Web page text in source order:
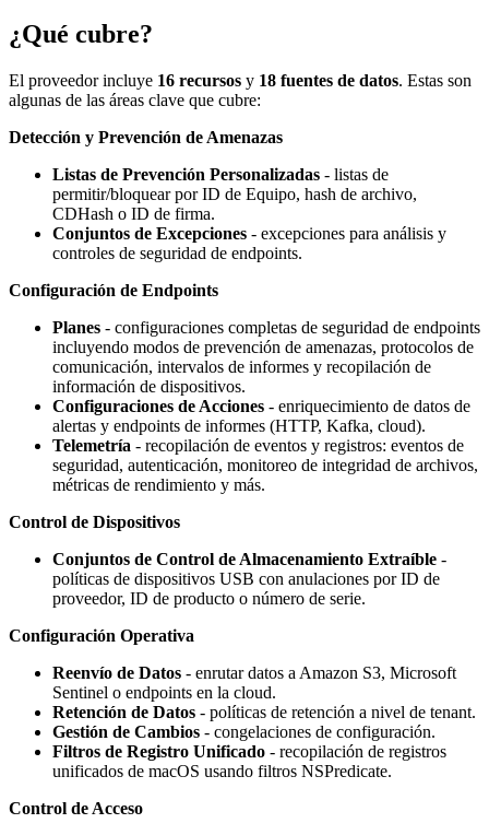
¿Qué cubre?
El proveedor incluye 16 recursos y 18 fuentes de datos. Estas son
algunas de las áreas clave que cubre:
Detección y Prevención de Amenazas
Listas de Prevención Personalizadas - listas de
permitir/bloquear por ID de Equipo, hash de archivo,
CDHash o ID de firma.
Conjuntos de Excepciones - excepciones para análisis y
controles de seguridad de endpoints.
Configuración de Endpoints
Planes - configuraciones completas de seguridad de endpoints
incluyendo modos de prevención de amenazas, protocolos de
comunicación, intervalos de informes y recopilación de
información de dispositivos.
Configuraciones de Acciones - enriquecimiento de datos de
alertas y endpoints de informes (HTTP, Kafka, cloud).
Telemetría - recopilación de eventos y registros: eventos de
seguridad, autenticación, monitoreo de integridad de archivos,
métricas de rendimiento y más.
Control de Dispositivos
Conjuntos de Control de Almacenamiento Extraíble -
políticas de dispositivos USB con anulaciones por ID de
proveedor, ID de producto o número de serie.
Configuración Operativa
Reenvío de Datos - enrutar datos a Amazon S3, Microsoft
Sentinel o endpoints en la cloud.
Retención de Datos - políticas de retención a nivel de tenant.
Gestión de Cambios - congelaciones de configuración.
Filtros de Registro Unificado - recopilación de registros
unificados de macOS usando filtros NSPredicate.
Control de Acceso